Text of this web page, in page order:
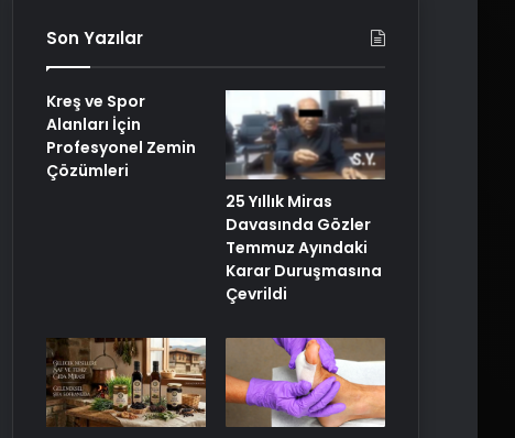
Son Yazılar
Kreş ve Spor
Alanları İçin
Profesyonel Zemin
Çözümleri
25 Yıllık Miras
Davasında Gözler
Temmuz Ayındaki
Karar Duruşmasına
Çevrildi